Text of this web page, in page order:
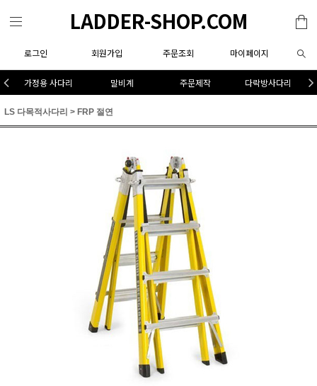
LADDER-SHOP.COM
로그인 회원가입 주문조회 마이페이지
가정용 사다리 말비계 주문제작 다락방사다리
LS 다목적사다리 > FRP 절연